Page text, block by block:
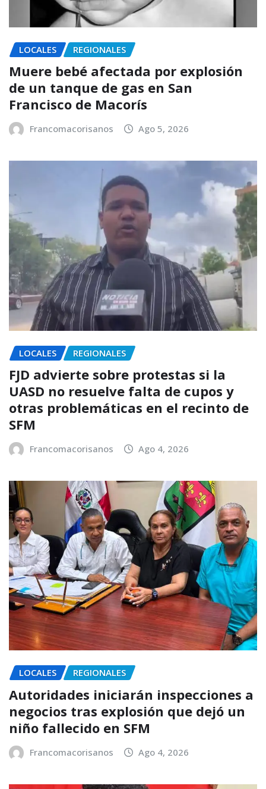
LOCALES REGIONALES
Muere bebé afectada por explosión
de un tanque de gas en San
Francisco de Macorís
Francomacorisanos Ago 5, 2026
LOCALES REGIONALES
FJD advierte sobre protestas si la
UASD no resuelve falta de cupos y
otras problemáticas en el recinto de
SFM
Francomacorisanos Ago 4, 2026
LOCALES REGIONALES
Autoridades iniciarán inspecciones a
negocios tras explosión que dejó un
niño fallecido en SFM
Francomacorisanos Ago 4, 2026